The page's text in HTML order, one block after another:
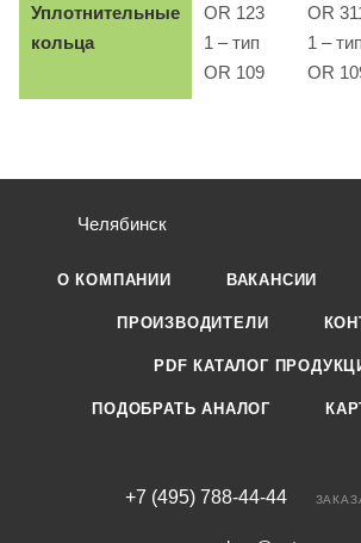
Уплотнительные
кольца
OR 123
1 – тип
OR 109
OR
1 – тип
OR
Челябинск
О КОМПАНИИ ВАКАНСИИ
ПРОИЗВОДИТЕЛИ
PDF КАТАЛОГ
ПОДОБРАТЬ АНАЛОГ
+7 (495) 788-44-44